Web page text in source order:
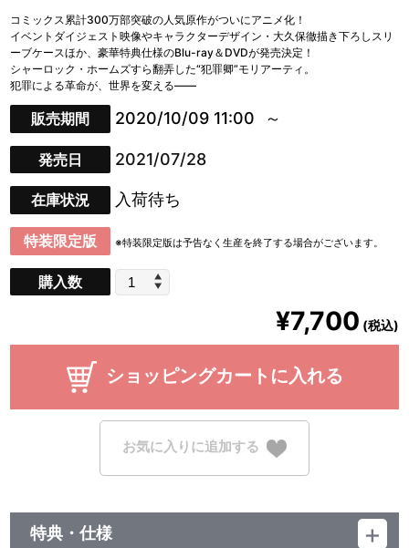
コミックス累計300万部突破の人気原作がついにアニメ化！
イベントダイジェスト映像やキャラクターデザイン・大久保徹描き下ろしスリ
ーブケースほか、豪華特典仕様のBlu-ray＆DVDが発売決定！
シャーロック・ホームズすら翻弄した“犯罪卿”モリアーティ。
犯罪による革命が、世界を変える――
販売期間 2020/10/09 11:00
発売日 2021/07/28
在庫状況 入荷待ち
特装限定版 ※特装限定版は予告なく生産を終了する場合がございます。
購入数
¥7,700 (税込)
ショッピングカートに入れる
お気に入りに追加する
特典・仕様